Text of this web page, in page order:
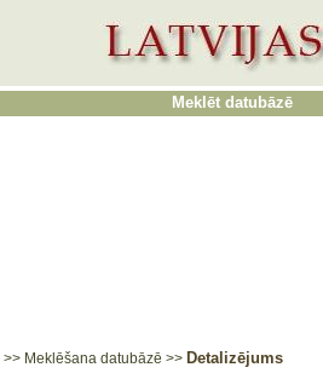
Meklēt datubāzē
>> Meklēšana datubāzē >> Detalizējums